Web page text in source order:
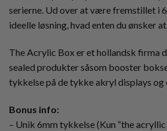
serierne. Ud over at være fremstillet i
ideelle løsning, hvad enten du ønsker
The Acrylic Box er et hollandsk firma
sealed produkter såsom booster
tykkelse på de tykke akryl displays
Bonus info:
– Unik 6mm tykkelse (Kun “the acryllic